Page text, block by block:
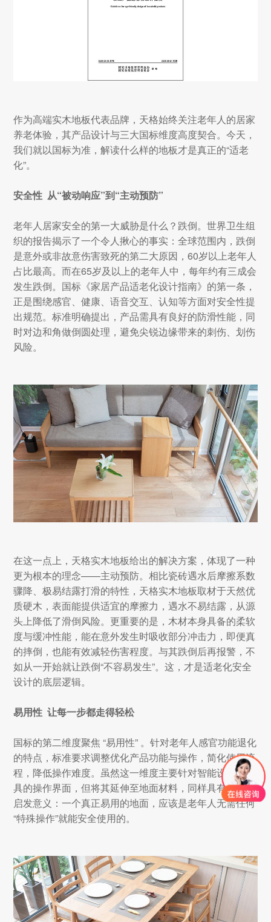
作为高端实木地板代表品牌，天格始终关注老年人的居家
养老体验，其产品设计与三大国标维度高度契合。今天，
我们就以国标为准，解读什么样的地板才是真正的“适老
化”。
安全性 从“被动响应”到“主动预防”
老年人居家安全的第一大威胁是什么？跌倒。世界卫生组
织的报告揭示了一个令人揪心的事实：全球范围内，跌倒
是意外或非故意伤害致死的第二大原因，60岁以上老年人
占比最高。而在65岁及以上的老年人中，每年约有三成会
发生跌倒。国标《家居产品适老化设计指南》的第一条，
正是围绕感官、健康、语音交互、认知等方面对安全性提
出规范。标准明确提出，产品需具有良好的防滑性能，同
时对边和角做倒圆处理，避免尖锐边缘带来的刺伤、划伤
风险。
在这一点上，天格实木地板给出的解决方案，体现了一种
更为根本的理念——主动预防。相比瓷砖遇水后摩擦系数
骤降、极易结露打滑的特性，天格实木地板取材于天然优
质硬木，表面能提供适宜的摩擦力，遇水不易结露，从源
头上降低了滑倒风险。更重要的是，木材本身具备的柔软
度与缓冲性能，能在意外发生时吸收部分冲击力，即便真
的摔倒，也能有效减轻伤害程度。与其跌倒后再报警，不
如从一开始就让跌倒“不容易发生”。这，才是适老化安全
设计的底层逻辑。
易用性 让每一步都走得轻松
国标的第二维度聚焦 “易用性” 。针对老年人感官功能退化
的特点，标准要求调整优化产品功能与操作，简化使用流
程，降低操作难度。虽然这一维度主要针对智能设备、家
具的操作界面，但将其延伸至地面材料，同样具有深刻的
启发意义：一个真正易用的地面，应该是老年人无需任何
“特殊操作”就能安全使用的。